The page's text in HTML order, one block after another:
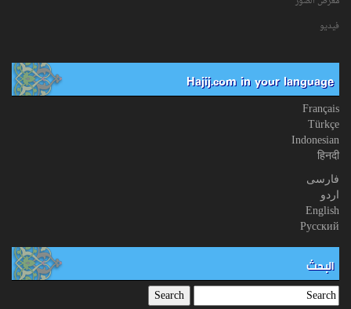
فیدیو
Hajij.com in your language
Français
Türkçe
Indonesian
हिनदी
فارسی
اردو
English
Русский
البحث